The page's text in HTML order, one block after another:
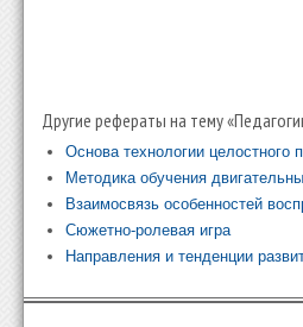
Другие рефераты на тему
Основа технологии целостного
Методика обучения
Взаимосвязь особенностей
Сюжетно-ролевая игра
Направления и тенденции